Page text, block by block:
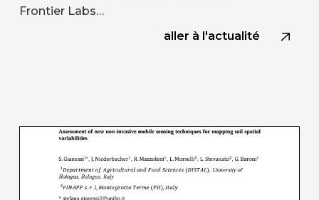
Frontier Labs…
aller à l'actualité